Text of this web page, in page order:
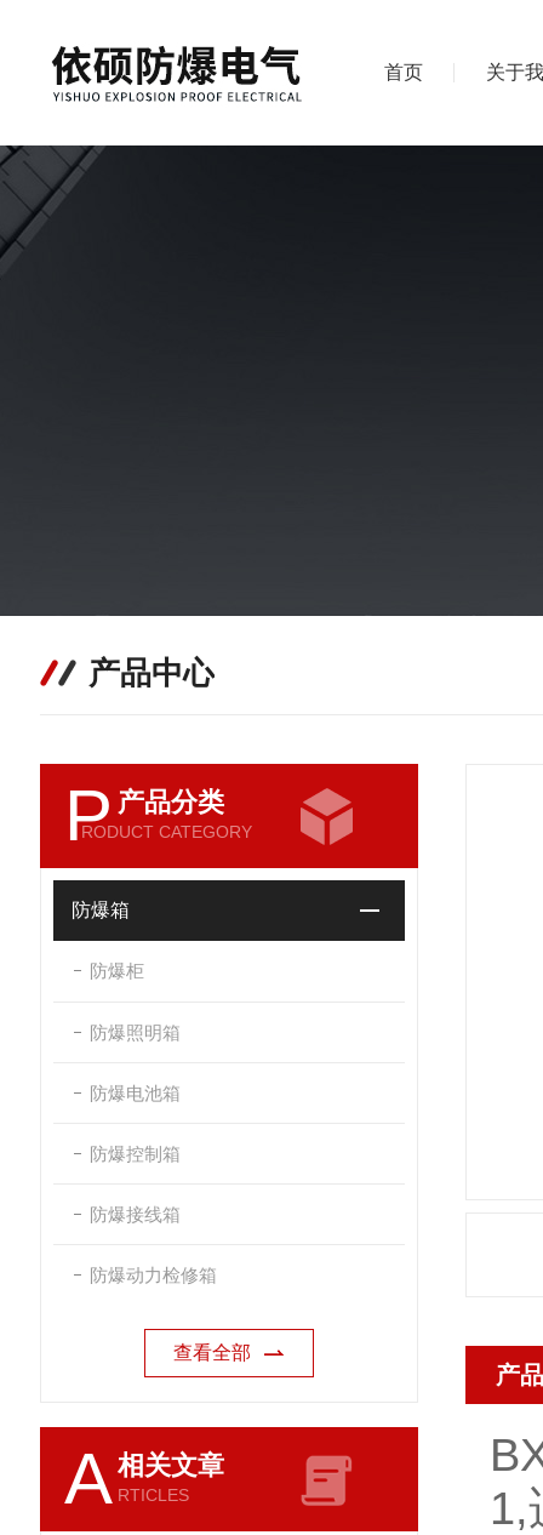
首页 关于
产品中心
P 产品分类
RODUCT CATEGORY
防爆箱
防爆柜
防爆照明箱
防爆电池箱
防爆控制箱
防爆接线箱
防爆动力检修箱
查看全部
A相关文章
RTICLES
产
1,